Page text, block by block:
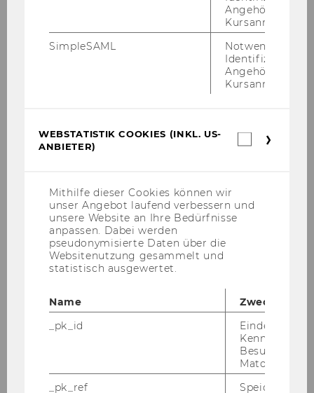
JPG
, 774 KB)
Per­fek­tes Wet­ter und groß­ar­ti­ge At­mo­sphä­re -
Angehörige/r für
Kursanmeldung.
SimpleSAML
Notwendig zur
Identifizierung
Angehörige/r für
Kursanmeldung.
WEBSTATISTIK COOKIES (INKL. US-
ANBIETER)
Mithilfe dieser Cookies können wir
unser Angebot laufend verbessern und
unsere Website an Ihre Bedürfnisse
anpassen. Dabei werden
pseudonymisierte Daten über die
Websitenutzung gesammelt und
statistisch ausgewertet.
Name
Zweck
_pk_id
Eindeutige
Besuchers
Matomo.
_pk_ref
Speicherung